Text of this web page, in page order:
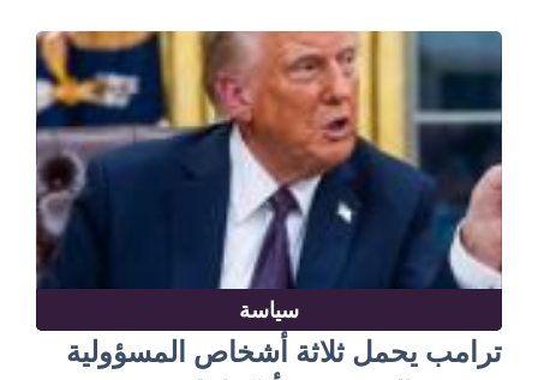
سياسة
ترامب يحمل ثلاثة أشخاص المسؤولية